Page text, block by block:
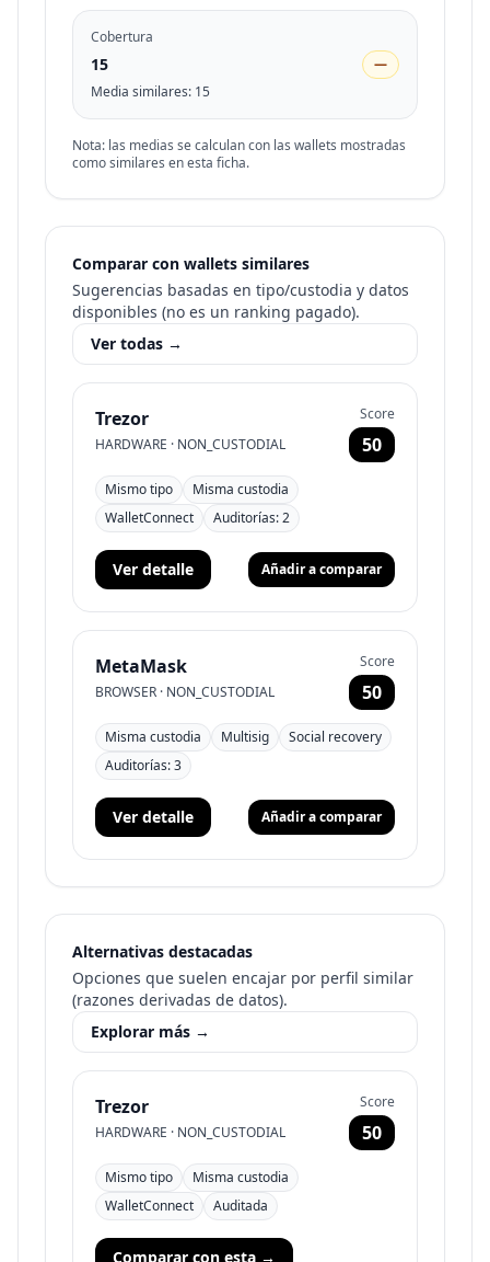
Cobertura
15
—
Media similares: 15
Nota: las medias se calculan con las wallets mostradas
como similares en esta ficha.
Comparar con wallets similares
Sugerencias basadas en tipo/custodia y datos
disponibles (no es un ranking pagado).
Ver todas →
Trezor
HARDWARE · NON_CUSTODIAL
Score
50
Mismo tipo
Misma custodia
WalletConnect
Auditorías:2
Ver detalle Añadir a comparar
MetaMask
BROWSER · NON_CUSTODIAL
Score
50
Misma custodia Multisig
Social recovery
Auditorías:3
Ver detalle Añadir a comparar
Alternativas destacadas
Opciones que suelen encajar por perfil similar
(razones derivadas de datos).
Explorar más →
Trezor
HARDWARE · NON_CUSTODIAL
Score
50
Mismo tipo
Misma custodia
WalletConnect
Auditada
Comparar con esta →